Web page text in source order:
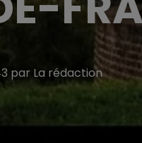
par La rédaction